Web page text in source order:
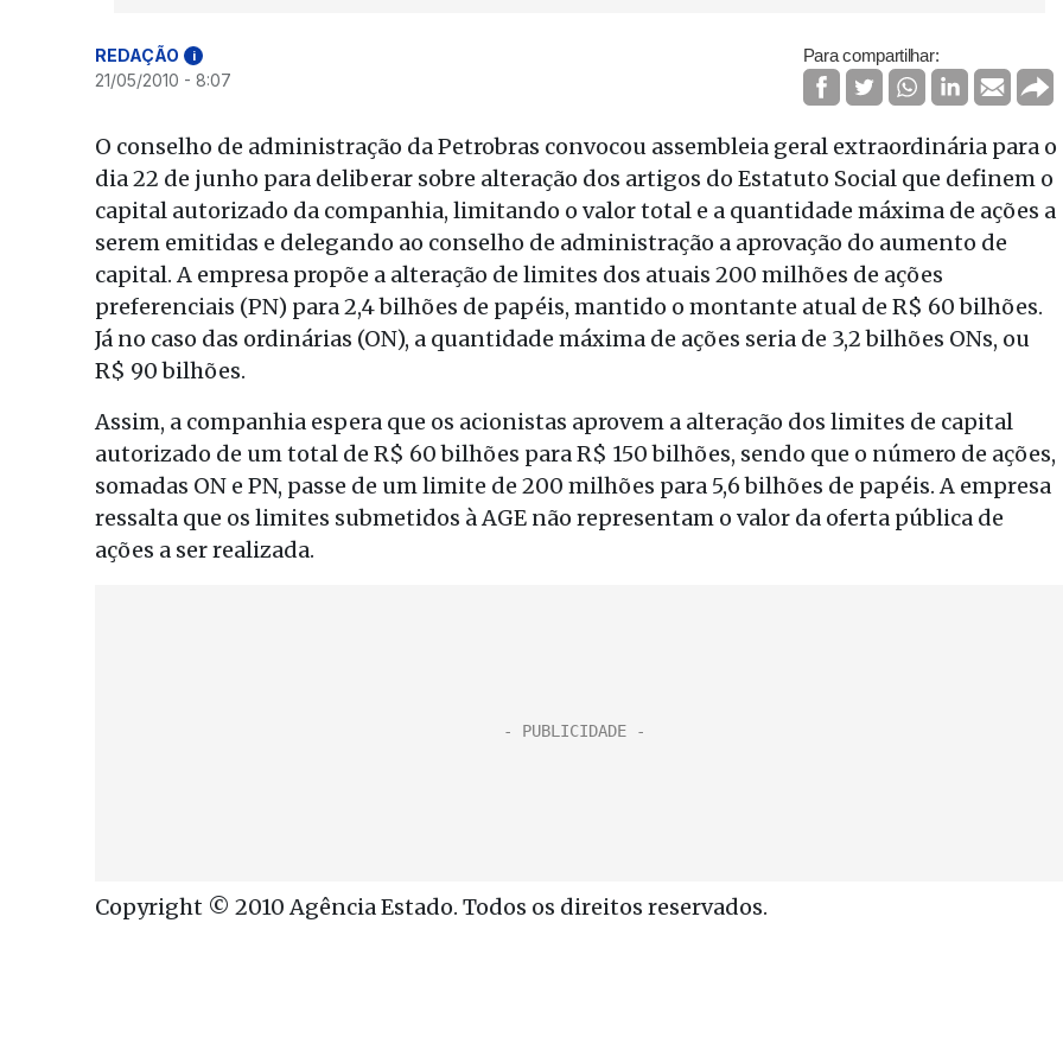
REDAÇÃO i
21/05/2010 - 8:07
Para compartilhar:
O conselho de administração da Petrobras convocou assembleia geral extraordinária para o
dia 22 de junho para deliberar sobre alteração dos artigos do Estatuto Social que definem o
capital autorizado da companhia, limitando o valor total e a quantidade máxima de ações a
serem emitidas e delegando ao conselho de administração a aprovação do aumento de
capital. A empresa propõe a alteração de limites dos atuais 200 milhões de ações
preferenciais (PN) para 2,4 bilhões de papéis, mantido o montante atual de R$ 60 bilhões.
Já no caso das ordinárias (ON), a quantidade máxima de ações seria de 3,2 bilhões ONs, ou
R$ 90 bilhões.
Assim, a companhia espera que os acionistas aprovem a alteração dos limites de capital
autorizado de um total de R$ 60 bilhões para R$ 150 bilhões, sendo que o número de ações,
somadas ON e PN, passe de um limite de 200 milhões para 5,6 bilhões de papéis. A empresa
ressalta que os limites submetidos à AGE não representam o valor da oferta pública de
ações a ser realizada.
Copyright © 2010 Agência Estado. Todos os direitos reservados.